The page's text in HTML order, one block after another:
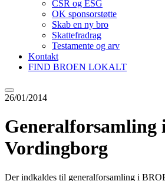
CSR og ESG
OK sponsorstøtte
Skab en ny bro
Skattefradrag
Testamente og arv
Kontakt
FIND BROEN LOKALT
26/01/2014
Generalforsamling
Vordingborg
Der indkaldes til generalforsamling i